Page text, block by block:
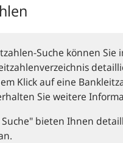
Suche können Sie
Klick auf eine
Sie weitere
bieten Ihnen